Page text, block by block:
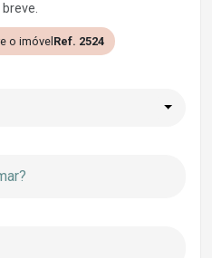
o imóvel Ref. 2524